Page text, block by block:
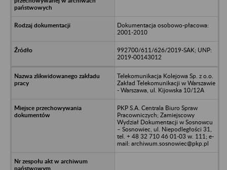
Dokumentacja osobowo-płacowa:
2001-2010
992700/611/626/2019-SAK; UNP:
2019-00143012
Telekomunikacja Kolejowa Sp. z o.o.
Zakład Telekomunikacji w Warszawie
- Warszawa, ul. Kijowska 10/12A
PKP S.A. Centrala Biuro Spraw
Pracowniczych; Zamiejscowy
Wydział Dokumentacji w Sosnowcu
– Sosnowiec, ul. Niepodległości 31,
tel. + 48 32 710 46 01-03 w. 111; e-
mail: archiwum.sosnowiec@pkp.pl